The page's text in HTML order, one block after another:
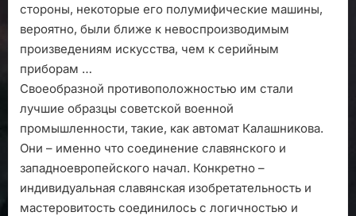
стороны, некоторые его полумифические машины,
вероятно, были ближе к невоспроизводимым
произведениям искусства, чем к серийным
приборам …
Своеобразной противоположностью им стали
лучшие образцы советской военной
промышленности, такие, как автомат Калашникова.
Они – именно что соединение славянского и
западноевропейского начал. Конкретно –
индивидуальная славянская изобретательность и
мастеровитость соединилось с логичностью и